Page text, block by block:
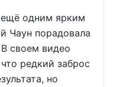
ещё одним ярким
Чаун порадовала
своем видео
редкий заброс
но